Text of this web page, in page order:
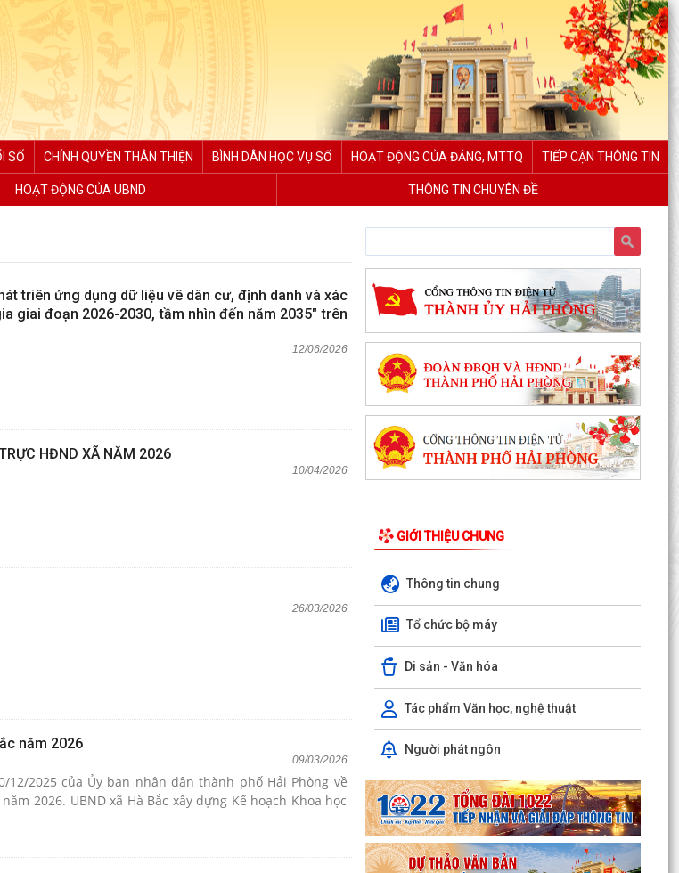
SỐ CHÍNH QUYỀN THÂN THIỆN BÌNH DÂN HỌC VỤ SỐ HOẠT ĐỘNG CỦA ĐẢNG, MTTQ TIẾP CẬN THÔNG TIN
HOẠT ĐỘNG CỦA UBND THÔNG TIN CHUYÊN ĐỀ
triên ứng dụng dữ liệu vê dân cư, định danh và xác
giai đoạn 2026-2030, tầm nhìn đến năm 2035" trên
12/06/2026
HĐND XÃ NĂM 2026
10/04/2026
26/03/2026
năm 2026
09/03/2026
12/2025 của Ủy ban nhân dân thành phố Hải Phòng về
2026. UBND xã Hà Bắc xây dựng Kế hoạch Khoa học
GIỚI THIỆU CHUNG
Thông tin chung
Tổ chức bộ máy
Di sản - Văn hóa
Tác phẩm Văn học, nghệ thuật
Người phát ngôn